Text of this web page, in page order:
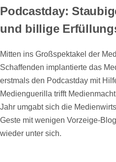
Podcastday:
und billige
Mitten ins Großspektakel der
Schaffenden implantierte das
erstmals den Podcastday mit
Medienguerilla trifft
Jahr umgabt sich die
Geste mit wenigen Vorzeige-
wieder unter sich.